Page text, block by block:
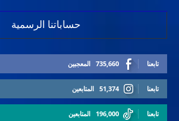
حساباتنا الرسمية
735,660 المعجبين تابعنا
51,374 المتابعين تابعنا
196,000 المتابعين تابعنا